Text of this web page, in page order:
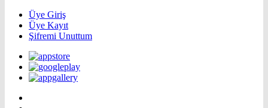
Üye Giriş
Üye Kayıt
Şifremi Unuttum